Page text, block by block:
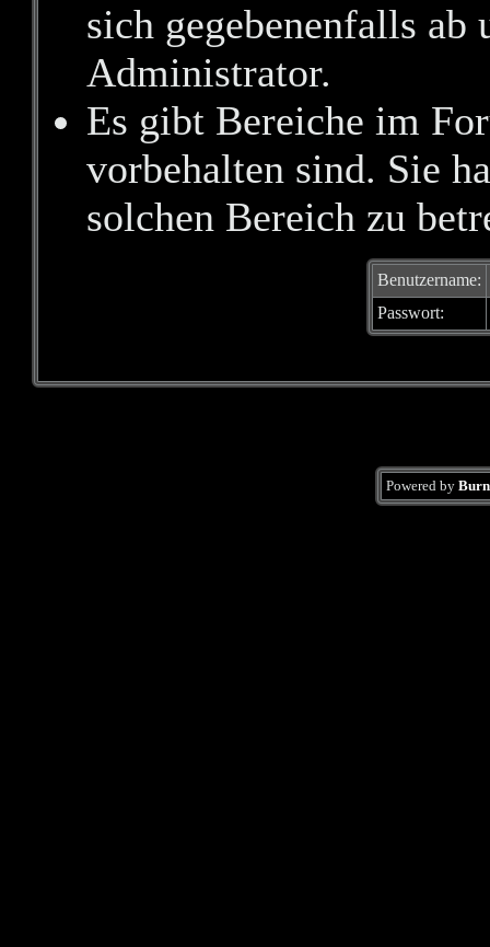
sich gegebenenfalls ab
Administrator.
Es gibt Bereiche im
vorbehalten sind. Sie
solchen Bereich zu
Benutzername:
Passwort:
Powered by